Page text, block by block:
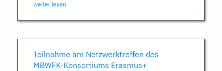
weiter lesen
Teilnahme am Netzwerktreffen des
MBWFK-Konsortiums Erasmus+